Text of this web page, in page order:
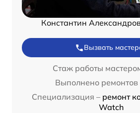
Константин
Вызвать
Стаж работы
Выполнено ремонтов
Специализация – ремонт
Watch